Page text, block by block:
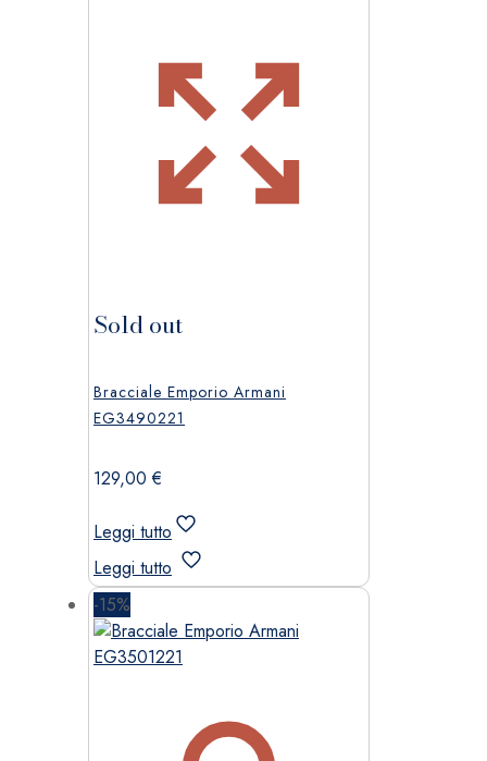
Sold out
Bracciale Emporio Armani
EG3490221
129,00€
Leggi tutto
Leggi tutto
-15%